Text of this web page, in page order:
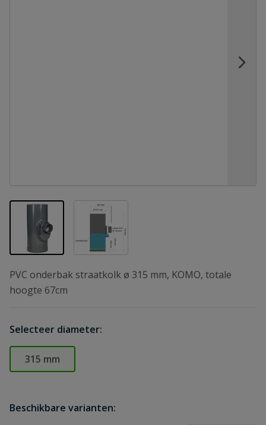
View larger imageView larger image
PVC onderbak straatkolk ø 315 mm, KOMO, totale
hoogte 67cm
Selecteer diameter:
315 mm
Beschikbare varianten: